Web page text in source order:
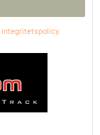
integritetspolicy.